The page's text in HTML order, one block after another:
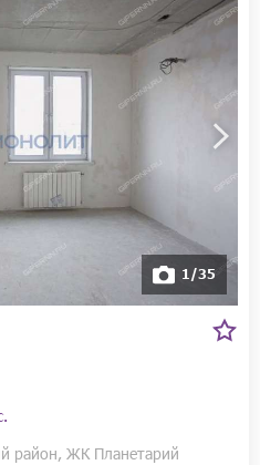
1/35
район, ЖК Планетарий